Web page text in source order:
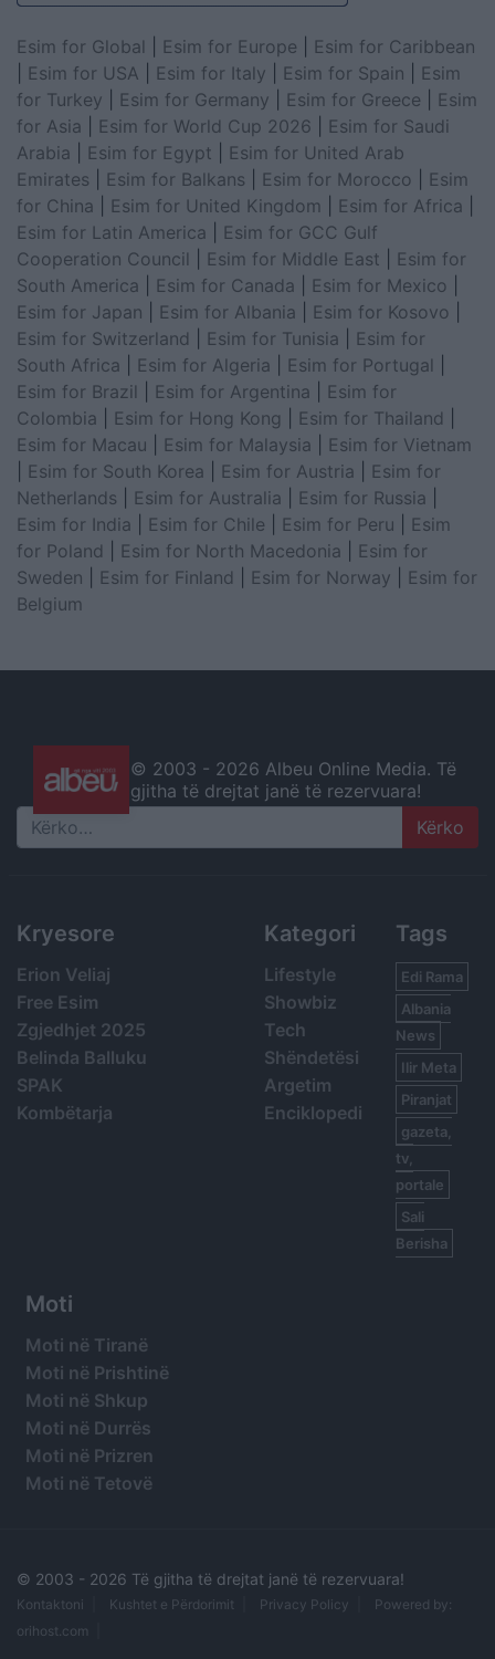
Esim for Global Esim for Europe
Esim for Caribbean
Esim for USA Esim for Italy Esim for Spain
Esim
for Turkey
Esim for Germany Esim for Greece
Esim
for Asia
Esim for World Cup 2026
Esim for Saudi
Arabia
Esim for Egypt
Esim for United Arab
Emirates
Esim for Balkans Esim for Morocco
Esim
for China
Esim for United Kingdom Esim for Africa
Esim for Latin America
Esim for GCC Gulf
Cooperation Council
Esim for Middle East
Esim for
South America
Esim for Canada Esim for Mexico
Esim for Japan
Esim for Albania Esim for Kosovo
Esim for Switzerland
Esim for Tunisia
Esim for
South Africa
Esim for Algeria Esim for Portugal
Esim for Brazil
Esim for Argentina
Esim for
Colombia
Esim for Hong Kong Esim for Thailand
Esim for Macau
Esim for Malaysia
Esim for Vietnam
Esim for South Korea Esim for Austria
Esim for
Netherlands
Esim for Australia Esim for Russia
Esim for India
Esim for Chile Esim for Peru
Esim
for Poland
Esim for North Macedonia
Esim for
Sweden
Esim for Finland Esim for Norway
Esim for
Belgium
© 2003 - 2026 Albeu Online Media. Të
gjitha të drejtat janë të rezervuara!
Search
Kryesore
Erion Veliaj
Free Esim
Zgjedhjet 2025
Belinda Balluku
SPAK
Kombëtarja
Kategori
Lifestyle
Showbiz
Tech
Shëndetësi
Argetim
Enciklopedi
Tags
Edi Rama
Albania
News
Ilir Meta
Piranjat
gazeta,
tv,
portale
Sali
Berisha
Moti
Moti në Tiranë
Moti në Prishtinë
Moti në Shkup
Moti në Durrës
Moti në Prizren
Moti në Tetovë
© 2003 - 2026 Të gjitha të drejtat janë të rezervuara!
Kontaktoni Kushtet e Përdorimit Privacy Policy
Powered by:
orihost.com